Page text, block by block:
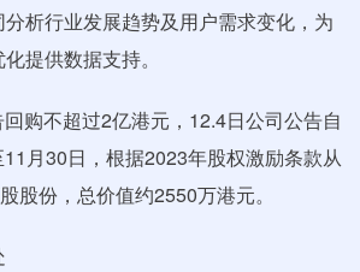
析行业发展趋势及用户需求变化，为
提供数据支持。
不超过2亿港元，12.4日公司公告自
月30日，根据2023年股权激励条款从
股份，总价值约2550万港元。